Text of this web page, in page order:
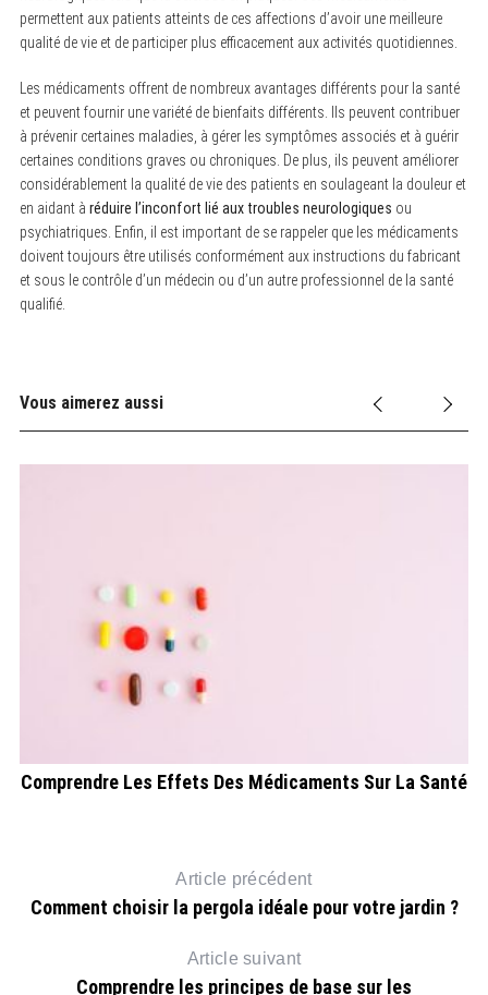
permettent aux patients atteints de ces affections d’avoir une meilleure
qualité de vie et de participer plus efficacement aux activités quotidiennes.
Les médicaments offrent de nombreux avantages différents pour la santé
et peuvent fournir une variété de bienfaits différents. Ils peuvent contribuer
à prévenir certaines maladies, à gérer les symptômes associés et à guérir
certaines conditions graves ou chroniques. De plus, ils peuvent améliorer
considérablement la qualité de vie des patients en soulageant la douleur et
en aidant à réduire l’inconfort lié aux troubles neurologiques ou
psychiatriques. Enfin, il est important de se rappeler que les médicaments
doivent toujours être utilisés conformément aux instructions du fabricant
et sous le contrôle d’un médecin ou d’un autre professionnel de la santé
qualifié.
Vous aimerez aussi
Comprendre Les Effets Des Médicaments Sur La Santé
Article précédent
Comment choisir la pergola idéale pour votre jardin ?
Article suivant
Comprendre les principes de base sur les